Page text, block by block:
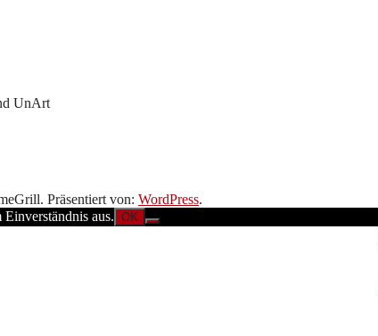
UnArt
Präsentiert von: WordPress.
aus. OK